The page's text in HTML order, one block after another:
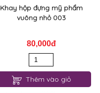
Khay hộp đựng mỹ phẩm
vuông nhỏ 003
80,000đ
Thêm vào giỏ